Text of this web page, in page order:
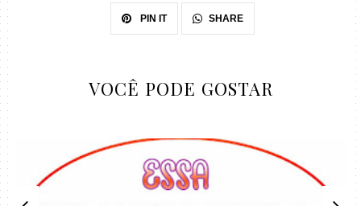
PIN IT SHARE
VOCÊ PODE GOSTAR